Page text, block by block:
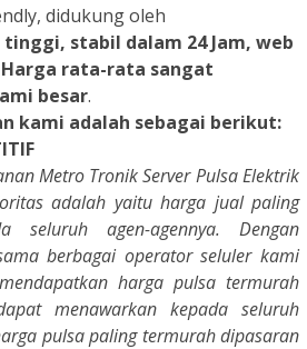
didukung oleh
stabil dalam 24 Jam, web
Harga rata-rata sangat
besar.
kami adalah sebagai berikut:
Metro Tronik Server Pulsa Elektrik
adalah yaitu harga jual paling
seluruh agen-agennya. Dengan
berbagai operator seluler kami
harga pulsa termurah
menawarkan kepada seluruh
pulsa paling termurah dipasaran